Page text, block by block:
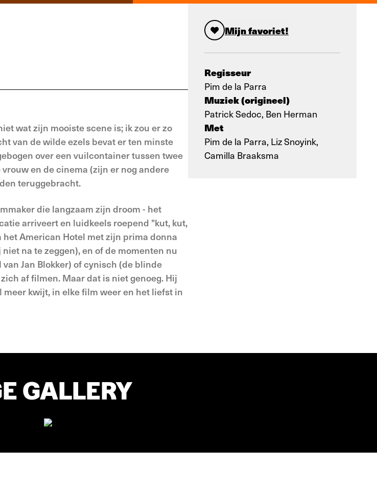
Mijn favoriet!
Regisseur
Pim de la Parra
Muziek (origineel)
Patrick Sedoc, Ben Herman
Met
Pim de la Parra, Liz Snoyink,
Camilla Braaksma
wat zijn mooiste scene is; ik zou er zo
van de wilde ezels bevat er ten minste
over een vuilcontainer tussen twee
en de cinema (zijn er nog an­dere
teruggebracht.
die langzaam zijn droom - het
arriveert en luidkeels roepend "kut, kut,
het Ameri­can Hotel met zijn prima donna
na te zeggen), en of de momenten nu
Jan Blokker) of cynisch (de blinde
af filmen. Maar dat is niet genoeg. Hij
kwijt, in elke film weer en het liefst in
GALLERY